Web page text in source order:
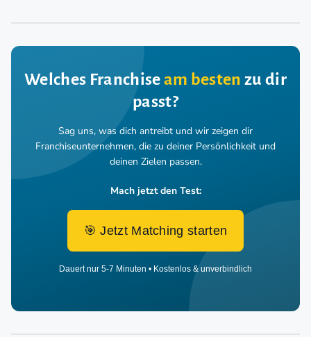
Welches Franchiseam besten zu dir
passt?
Sag uns, was dich antreibt und wir zeigen dir
Franchiseunternehmen, die zu deiner Persönlichkeit und
deinen Zielen passen.
Mach jetzt den Test:
🎯 Jetzt Matching starten
Dauert nur 5-7 Minuten • Kostenlos & unverbindlich